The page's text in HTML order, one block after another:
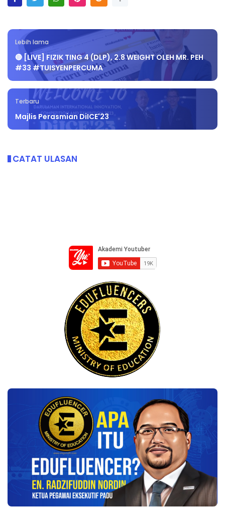
Lebih lama
🔴 [LIVE] FIZIK TING 4 (DLP), 2.8 WEIGHT OLEH MR. PEH
#33 #TUISYENPERCUMA
Terbaru
Majlis Perasmian DiICE'23
CATAT ULASAN